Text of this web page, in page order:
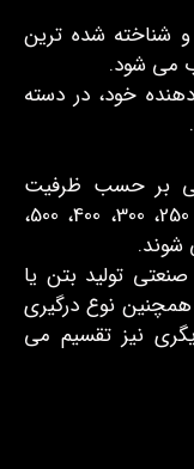
و شناخته شده ترین
می شود.
خود، در دسته
بر حسب ظرفیت
مخزن آن است که در حجم های 150، 250، 300، 400، 500،
تولید بتن یا
همچنین نوع درگیری
نیز تقسیم می